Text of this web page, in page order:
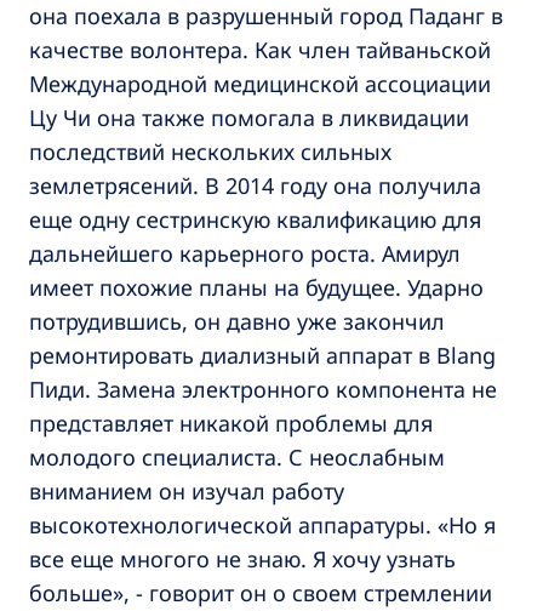
она поехала в разрушенный город Паданг в
качестве волонтера. Как член тайваньской
Международной медицинской ассоциации
Цу Чи она также помогала в ликвидации
последствий нескольких сильных
землетрясений. В 2014 году она получила
еще одну сестринскую квалификацию для
дальнейшего карьерного роста. Амирул
имеет похожие планы на будущее. Ударно
потрудившись, он давно уже закончил
ремонтировать диализный аппарат в Blang
Пиди. Замена электронного компонента не
представляет никакой проблемы для
молодого специалиста. С неослабным
вниманием он изучал работу
высокотехнологической аппаратуры. «Но я
все еще многого не знаю. Я хочу узнать
больше», - говорит он о своем стремлении